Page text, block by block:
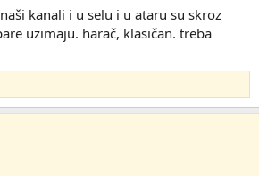
kanali i u selu i u ataru su skroz
uzimaju. harač, klasičan. treba